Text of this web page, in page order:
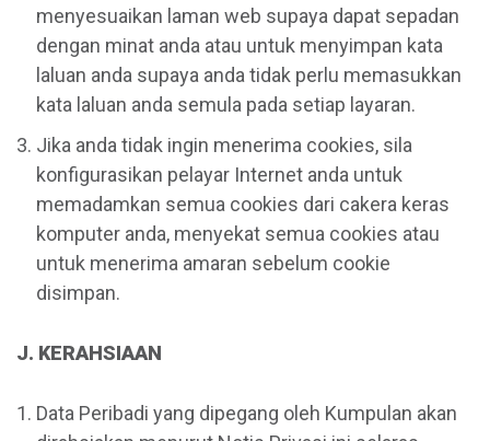
menyesuaikan laman web supaya dapat sepadan
dengan minat anda atau untuk menyimpan kata
laluan anda supaya anda tidak perlu memasukkan
kata laluan anda semula pada setiap layaran.
Jika anda tidak ingin menerima cookies, sila
konfigurasikan pelayar Internet anda untuk
memadamkan semua cookies dari cakera keras
komputer anda, menyekat semua cookies atau
untuk menerima amaran sebelum cookie
disimpan.
J. KERAHSIAAN
Data Peribadi yang dipegang oleh Kumpulan akan